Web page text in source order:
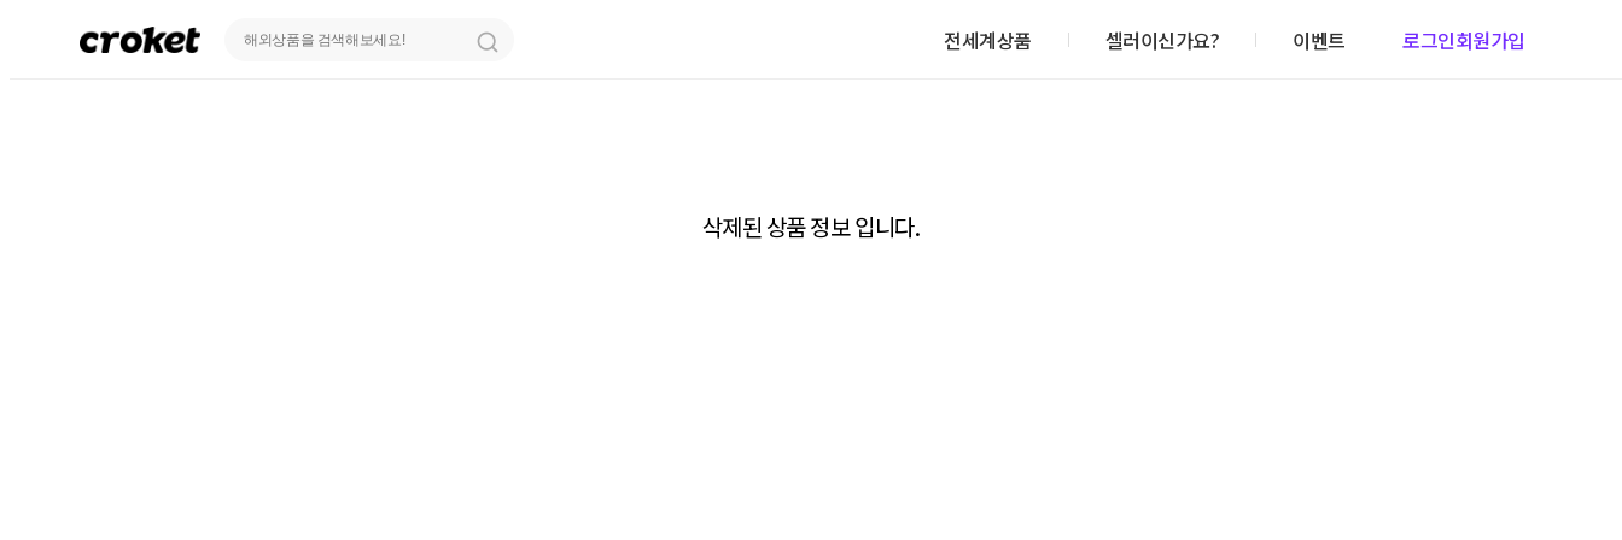
전세계상품 셀러이신가요? 이벤트 로그인회원가입
삭제된 상품 정보 입니다.